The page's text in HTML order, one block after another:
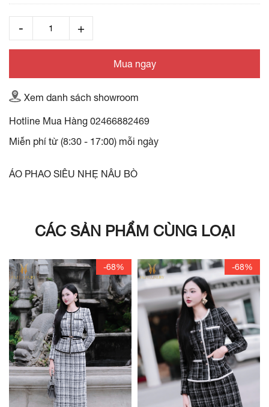
Mua ngay
Xem danh sách showroom
Hotline Mua Hàng 02466882469
Miễn phí từ (8:30 - 17:00) mỗi ngày
ÁO PHAO SIÊU NHẸ NÂU BÒ
CÁC SẢN PHẨM CÙNG LOẠI
-68% -68%